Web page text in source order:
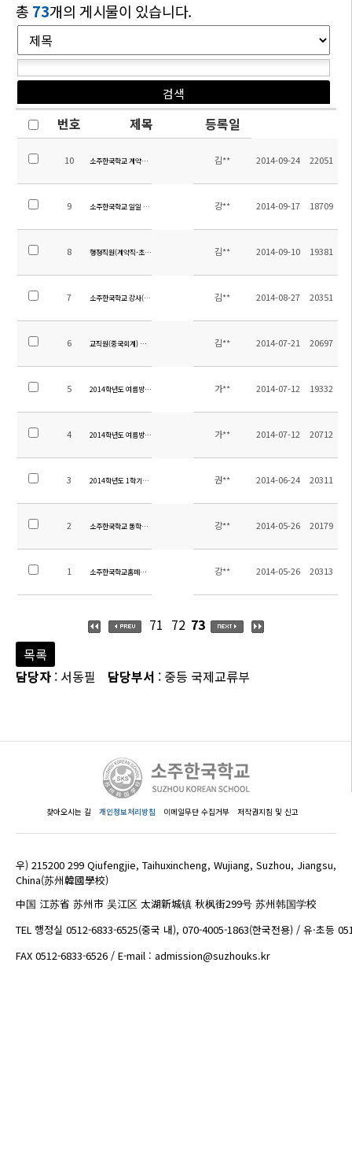
총 73개의 게시물이 있습니다.
번호 제목 등록일
10 소주한국학교 계약제교원 (영어) 채용 공고 김** 2014-09-24 22051
9 소주한국학교 일일 시정표 (2014.09.17수정) 강** 2014-09-17 18709
8 행정직원(계약직-초빙) 채용 공고 김** 2014-09-10 19381
7 소주한국학교 강사(중국어, 영어) 채용 공고 김** 2014-08-27 20351
6 교직원(중국회계) 채용 공고 김** 2014-07-21 20697
5 2014학년도 여름방학 중 전입 및 입학 안내 가** 2014-07-12 19332
4 2014학년도 여름방학 학년별 계획서 가** 2014-07-12 20712
3 2014학년도 1학기말 학업성취도평가 범위 권** 2014-06-24 20311
2 소주한국학교 통학차량 운행시간 및 탑승위치 안내
강** 2014-05-26 20179
1 소주한국학교홈페이지 방문을 환영합니다. 강** 2014-05-26 20313
71 72 73
목록
담당자 : 서동필 담당부서 : 중등 국제교류부
찾아오시는 길 개인정보처리방침 이메일무단 수집거부 저작권지침 및 신고
우) 215200 299 Qiufengjie, Taihuxincheng, Wujiang, Suzhou, Jiangsu,
China(苏州韓國學校)
中国 江苏省 苏州市 吴江区 太湖新城镇 秋枫街299号 苏州韩国学校
TEL 행정실 0512-6833-6525(중국 내), 070-4005-1863(한국전용) / 유·초등
FAX 0512-6833-6526 / E-mail : admission@suzhouks.kr